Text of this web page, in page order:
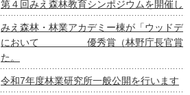
第４回みえ森林教育シンポジウムを開催し
みえ森林・林業アカデミー棟が「ウッドデ
において 優秀賞（林野庁長官賞）
た。
令和7年度林業研究所一般公開を行います